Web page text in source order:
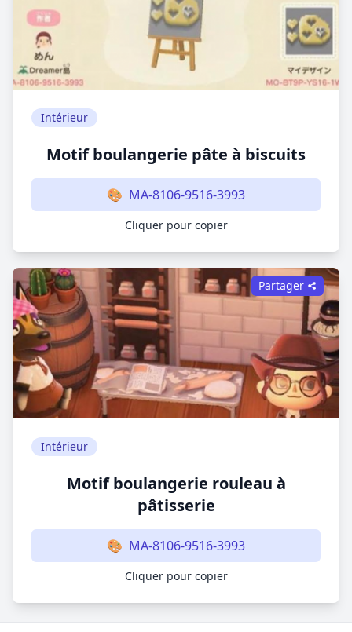
Intérieur
Motif boulangerie pâte à biscuits
🎨 MA-8106-9516-3993
Cliquer pour copier
Intérieur
Motif boulangerie rouleau à
pâtisserie
🎨 MA-8106-9516-3993
Cliquer pour copier
Partager